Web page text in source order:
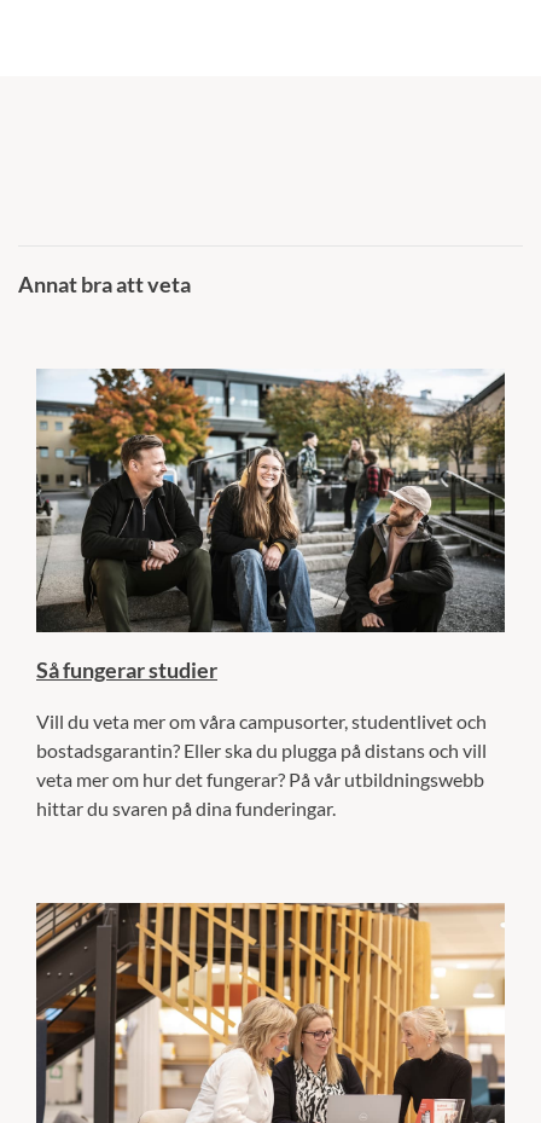
Annat bra att veta
Så fungerar studier
Vill du veta mer om våra campusorter, studentlivet och
bostadsgarantin? Eller ska du plugga på distans och vill
veta mer om hur det fungerar? På vår utbildningswebb
hittar du svaren på dina funderingar.